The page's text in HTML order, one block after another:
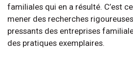
familiales qui en a résulté. C’est
mener des recherches
pressants des entreprises
des pratiques exemplaires.